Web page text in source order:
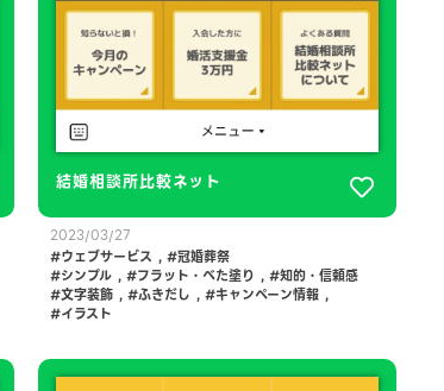
結婚相談所比較ネット
2023/03/27
ウェブサービス ,
冠婚葬祭
シンプル , フラット・べた塗り ,
知的・信頼感
文字装飾 , ふきだし , キャンペーン情報 ,
イラスト